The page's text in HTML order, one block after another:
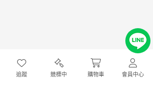
追蹤 競標中 購物車 會員中心